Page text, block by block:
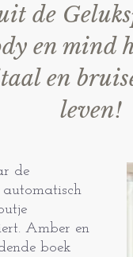
de
en mind
en
leven!
de
Amber en
boek